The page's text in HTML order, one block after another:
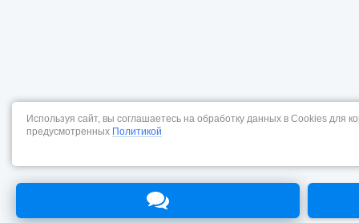
Используя сайт, вы соглашаетесь на обработку данных в Cookies для
предусмотренных Политикой